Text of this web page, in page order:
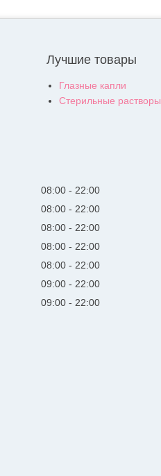
Лучшие товары
Глазные капли
Стерильные растворы
08:00
22:00
08:00
22:00
08:00
22:00
08:00
22:00
08:00
22:00
09:00
22:00
09:00 22:00